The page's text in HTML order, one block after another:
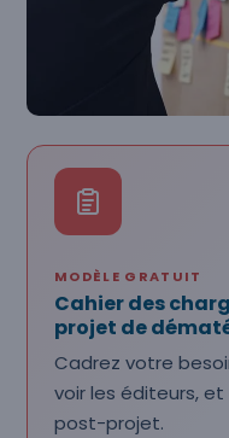
MODÈLE GRATUIT
Cahier des
projet de
Cadrez votre
voir les éditeurs,
post-projet.